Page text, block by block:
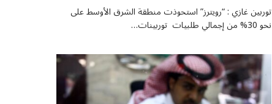
توربين غازي : “رويترز” استحوذت منطقة الشرق الأوسط على
نحو 30% من إجمالي طلبيات توربينات…